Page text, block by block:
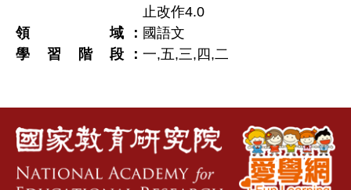
止改作4.0
領域
國語文
學習階段
一,五,三, 四 ,二